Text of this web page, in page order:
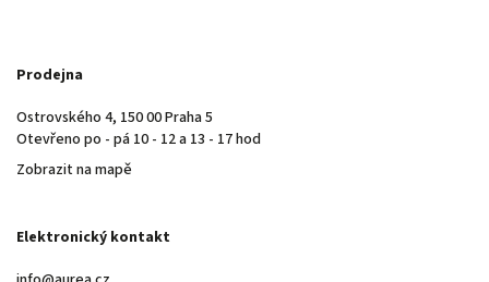
Prodejna
Ostrovského 4, 150 00 Praha 5
Otevřeno po - pá 10 - 12 a 13 - 17 hod
Zobrazit na mapě
Elektronický kontakt